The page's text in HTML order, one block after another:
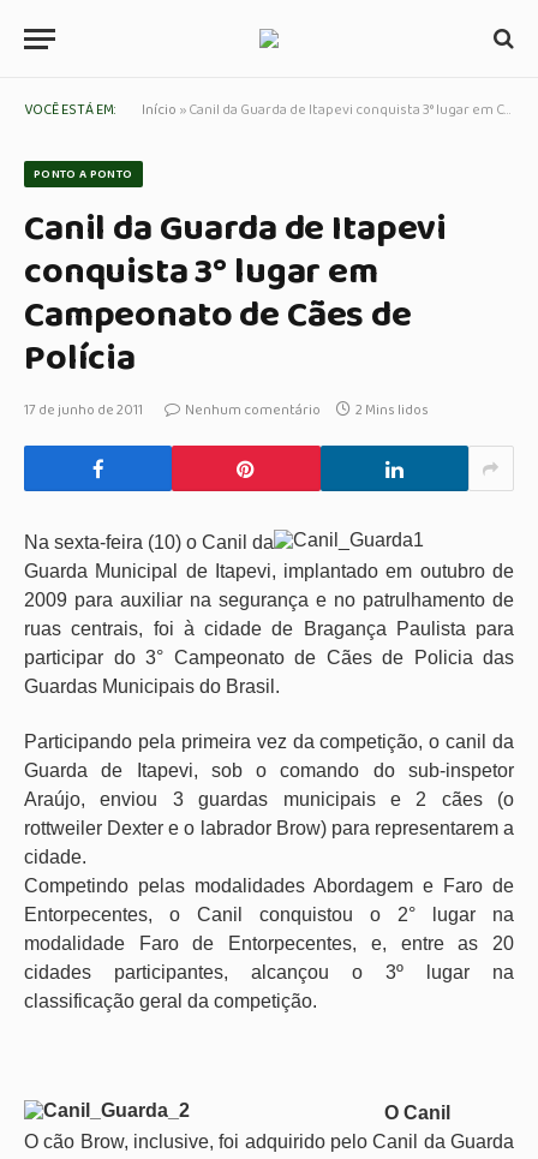
VOCÊ ESTÁ EM: Início »Canil da Guarda de Itapevi conquista 3° lugar em Campeonato de Cães de Polícia
PONTO A PONTO
Canil da Guarda de Itapevi
conquista 3° lugar em
Campeonato de Cães de
Polícia
17 de junho de 2011 Nenhum comentário 2 Mins lidos
Na sexta-feira (10) o Canil da
Guarda Municipal de Itapevi, implantado em outubro de
2009 para auxiliar na segurança e no patrulhamento de
ruas centrais, foi à cidade de Bragança Paulista para
participar do 3° Campeonato de Cães de Policia das
Guardas Municipais do Brasil.
Participando pela primeira vez da competição, o canil da
Guarda de Itapevi, sob o comando do sub-inspetor
Araújo, enviou 3 guardas municipais e 2 cães (o
rottweiler Dexter e o labrador Brow) para representarem a
cidade.
Competindo pelas modalidades Abordagem e Faro de
Entorpecentes, o Canil conquistou o 2° lugar na
modalidade Faro de Entorpecentes, e, entre as 20
cidades participantes, alcançou o 3º lugar na
classificação geral da competição.
O Canil
O cão Brow, inclusive, foi adquirido pelo Canil da Guarda